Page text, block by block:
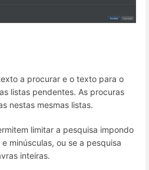
a procurar e o texto para o
listas pendentes. As procuras
nestas mesmas listas.
limitar a pesquisa impondo
minúsculas, ou se a pesquisa
inteiras.